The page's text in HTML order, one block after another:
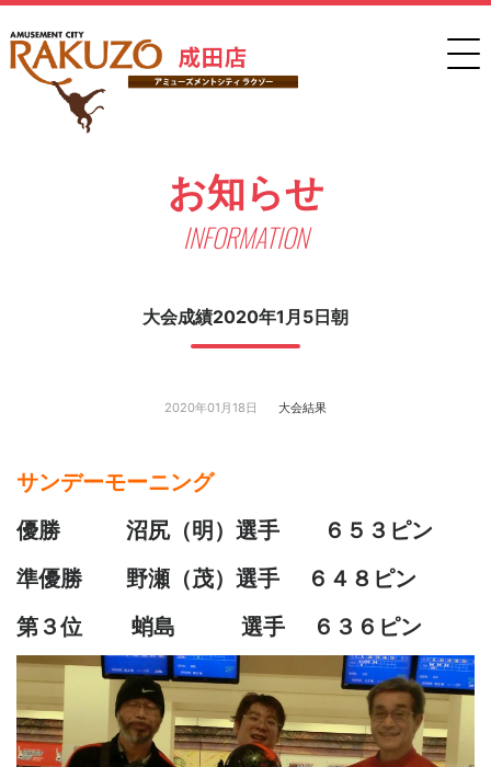
お知らせ
INFORMATION
大会成績2020年1月5日朝
2020年01月18日 大会結果
サンデーモーニング
優勝 沼尻（明）選手 ６５３ピン
準優勝 野瀬（茂）選手 ６４８ピン
第３位 蛸島 選手 ６３６ピン